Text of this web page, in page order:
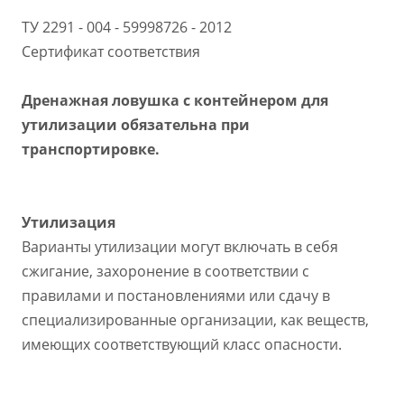
ТУ 2291 - 004 - 59998726 - 2012
Сертификат соответствия
Дренажная ловушка с контейнером для
утилизации обязательна при
транспортировке.
Утилизация
Варианты утилизации могут включать в себя
сжигание, захоронение в соответствии с
правилами и постановлениями или сдачу в
специализированные организации, как веществ,
имеющих соответствующий класс опасности.